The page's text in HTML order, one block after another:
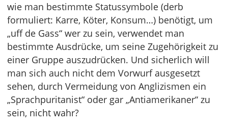
wie man bestimmte Statussymbole (derb
formuliert: Karre, Köter, Konsum…) benötigt, um
„uff de Gass“ wer zu sein, verwendet man
bestimmte Ausdrücke, um seine Zugehörigkeit zu
einer Gruppe auszudrücken. Und sicherlich will
man sich auch nicht dem Vorwurf ausgesetzt
sehen, durch Vermeidung von Anglizismen ein
„Sprachpuritanist“ oder gar „Antiamerikaner“ zu
sein, nicht wahr?